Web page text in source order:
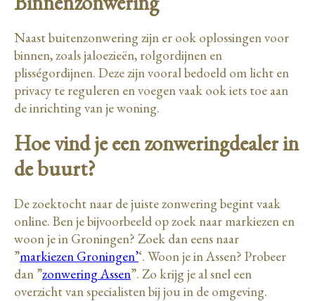
Naast buitenzonwering zijn er ook oplossingen voor
binnen, zoals jaloezieën, rolgordijnen en
plisségordijnen. Deze zijn vooral bedoeld om licht en
privacy te reguleren en voegen vaak ook iets toe aan
de inrichting van je woning.
Hoe vind je een zonweringdealer in
de buurt?
De zoektocht naar de juiste zonwering begint vaak
online. Ben je bijvoorbeeld op zoek naar markiezen en
woon je in Groningen? Zoek dan eens naar
”markiezen Groningen’‘. Woon je in Assen? Probeer
dan ”zonwering Assen”. Zo krijg je al snel een
overzicht van specialisten bij jou in de omgeving.